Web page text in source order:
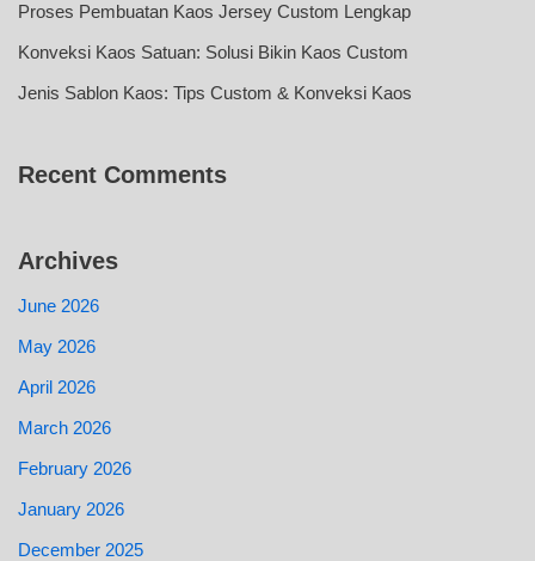
Proses Pembuatan Kaos Jersey Custom Lengkap
Konveksi Kaos Satuan: Solusi Bikin Kaos Custom
Jenis Sablon Kaos: Tips Custom & Konveksi Kaos
Recent Comments
Archives
June 2026
May 2026
April 2026
March 2026
February 2026
January 2026
December 2025